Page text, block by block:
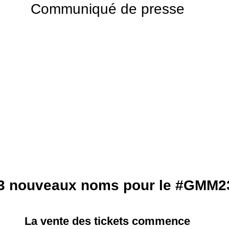
Communiqué de presse
nouveaux noms pour le
La vente des tickets commence